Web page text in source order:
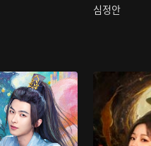
심정안